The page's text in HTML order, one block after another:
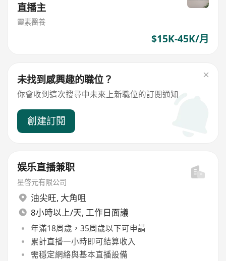
直播主
靈素醫養
$15K-45K/月
未找到感興趣的職位？
你會收到這次搜尋中未來上新職位的訂閱通知
創建訂閱
娱乐直播兼职
星啓元有限公司
油尖旺, 大角咀
8小時以上/天, 工作日面議
年滿18周歲，35周歲以下可申請
累計直播一小時即可結算收入
需穩定網絡與基本直播設備